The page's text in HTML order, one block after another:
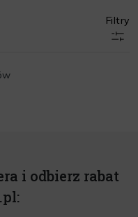
Filtry
i odbierz rabat